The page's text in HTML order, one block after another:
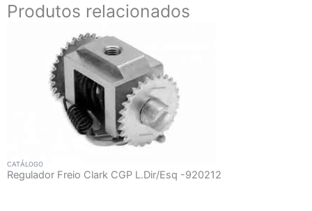
Produtos relacionados
CATÁLOGO
Regulador Freio Clark CGP L.Dir/Esq -920212